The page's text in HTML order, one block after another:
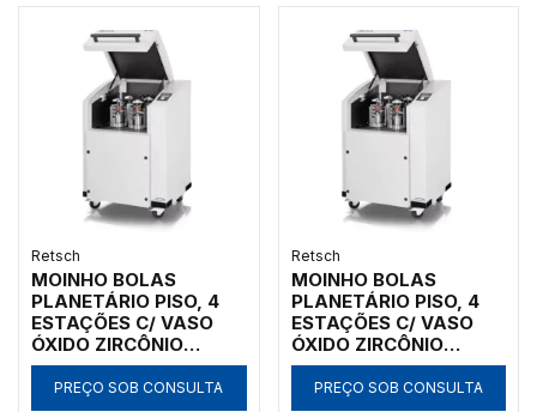
Retsch
MOINHO BOLAS
PLANETÁRIO PISO, 4
ESTAÇÕES C/ VASO
ÓXIDO ZIRCÔNIO
80ML, INICIAL <10MM,
FINAL <1UM
PREÇO SOB CONSULTA
Retsch
MOINHO BOLAS
PLANETÁRIO PISO, 4
ESTAÇÕES C/ VASO
ÓXIDO ZIRCÔNIO
50ML, INICIAL <10MM,
FINAL <1UM
PREÇO SOB CONSULTA